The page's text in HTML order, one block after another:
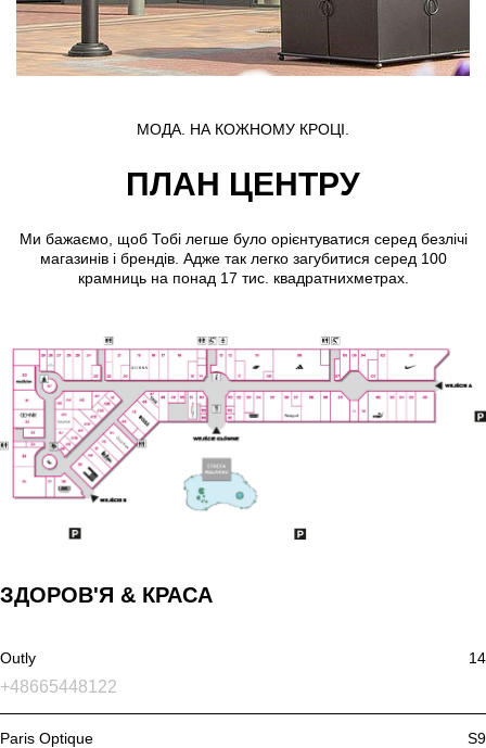
МОДА. НА КОЖНОМУ КРОЦІ.
ПЛАН ЦЕНТРУ
Ми бажаємо, щоб Тобі легше було орієнтуватися серед безлічі
магазинів і брендів. Адже так легко загубитися серед 100
крамниць на понад 17 тис. квадратнихметрах.
ЗДОРОВ'Я & КРАСА
Outly 14
+48665448122
Paris Optique S9